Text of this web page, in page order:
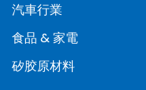
汽車行業
食品 & 家電
矽胶原材料